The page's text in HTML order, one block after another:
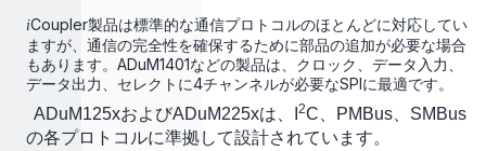
iCoupler製品は標準的な通信プロトコルのほとんどに対応してい
ますが、通信の完全性を確保するために部品の追加が必要な場合
もあります。ADuM1401などの製品は、クロック、データ入力、
データ出力、セレクトに4チャンネルが必要なSPIに最適です。
ADuM125xおよびADuM225xは、I
2C、PMBus、SMBus
の各プロトコルに準拠して設計されています。